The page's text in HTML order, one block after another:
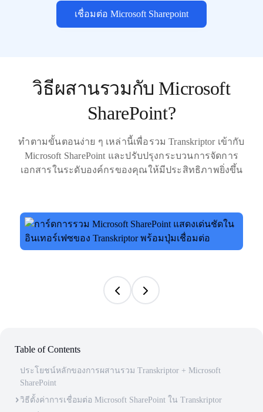
เชื่อมต่อ Microsoft Sharepoint
วิธีผสานรวมกับ Microsoft
SharePoint?
ทำตามขั้นตอนง่าย ๆ เหล่านี้เพื่อรวม Transkriptor เข้ากับ
Microsoft SharePoint และปรับปรุงกระบวนการจัดการ
เอกสารในระดับองค์กรของคุณให้มีประสิทธิภาพยิ่งขึ้น
Table of Contents
ประโยชน์หลักของการผสานรวม Transkriptor + Microsoft
SharePoint
วิธีตั้งค่าการเชื่อมต่อ Microsoft SharePoint ใน Transkriptor